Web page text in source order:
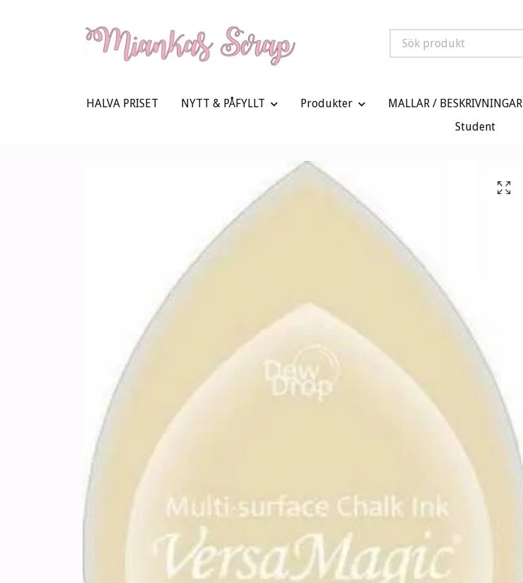
HALVA PRISET NYTT & PÅFYLLT Produkter MALLAR / BESKRIVNINGAR
Student